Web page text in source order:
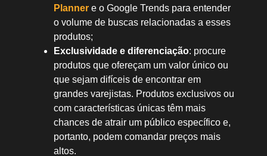
Planner e o Google Trends para entender
o volume de buscas relacionadas a esses
produtos;
Exclusividade e diferenciação: procure
produtos que ofereçam um valor único ou
que sejam difíceis de encontrar em
grandes varejistas. Produtos exclusivos ou
com características únicas têm mais
chances de atrair um público específico e,
portanto, podem comandar preços mais
altos.